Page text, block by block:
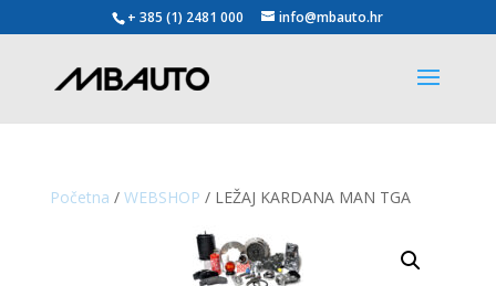
+ 385 (1) 2481 000 info@mbauto.hr
Početna / WEBSHOP / LEŽAJ KARDANA MAN TGA